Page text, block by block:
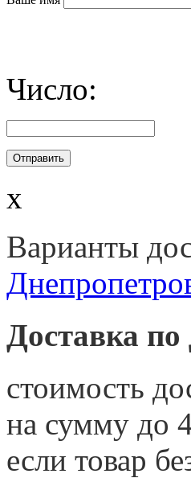
Число:
x
Варианты
Доставка по
стоимость
на сумму
если товар